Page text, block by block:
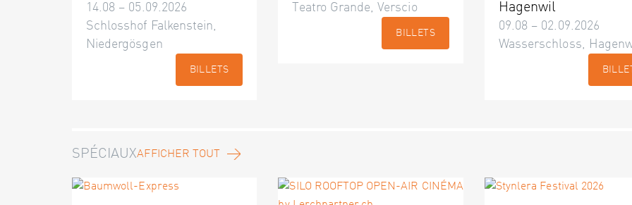
14.08 – 05.09.2026
Schlosshof Falkenstein,
Niedergösgen
BILLETS
Teatro Grande, Verscio
BILLETS
Hagenwil
09.08 – 02.09.2026
Wasserschloss,
SPÉCIAUXAFFICHER TOUT